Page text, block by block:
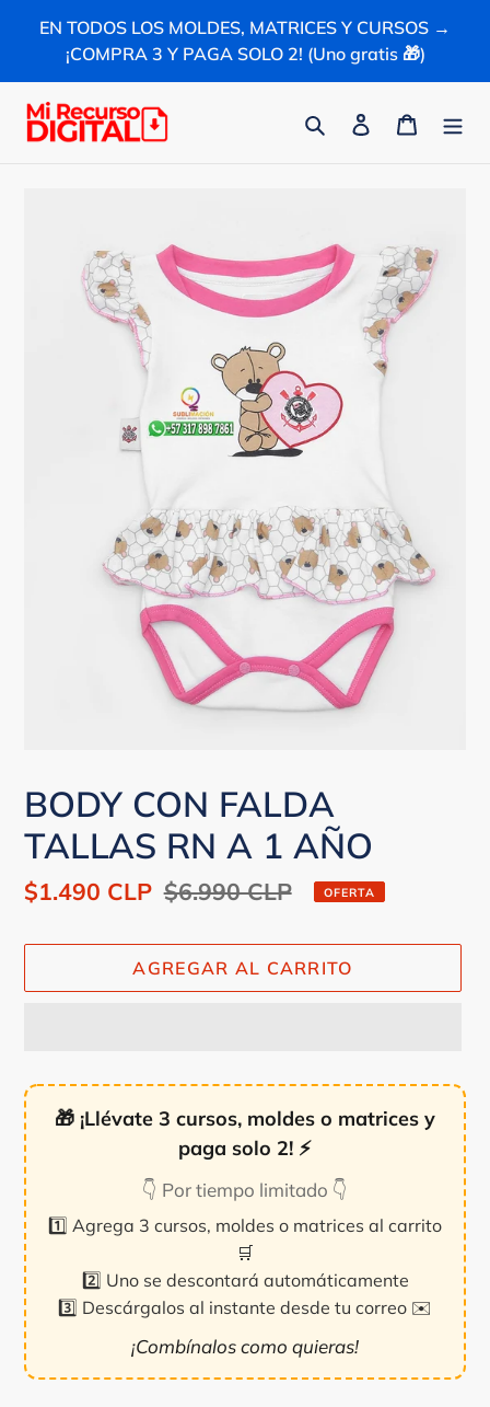
directamente
contenido
EN TODOS LOS MOLDES, MATRICES Y CURSOS →
¡COMPRA 3 Y PAGA SOLO 2! (Uno gratis 🎁)
Buscar IngresarCarrito
BODY CON FALDA
TALLAS RN A 1 AÑO
Precio
$1.490 CLP Precio
$6.990 CLP OFERTA
AGREGAR AL CARRITO
🎁 ¡Llévate 3 cursos, moldes o matrices y
paga solo 2! ⚡
👇 Por tiempo limitado 👇
1️⃣ Agrega 3 cursos, moldes o matrices al carrito
🛒
2️⃣ Uno se descontará automáticamente
3️⃣ Descárgalos al instante desde tu correo ✉️
¡Combínalos como quieras!